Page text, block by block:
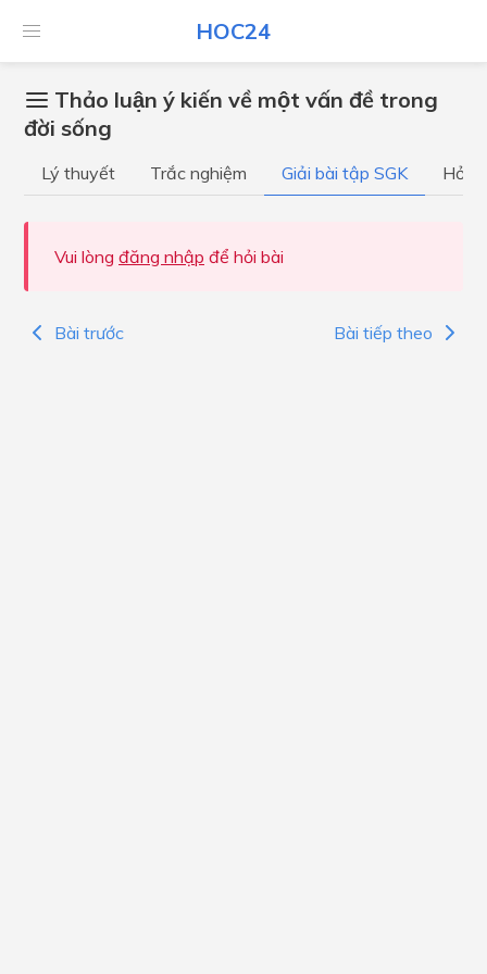
HOC24
Thảo luận ý kiến về một vấn đề trong
đời sống
Lý thuyết Trắc nghiệm Giải bài tập SGK Hỏi
Vui lòng đăng nhập để hỏi bài
Bài trước Bài tiếp theo